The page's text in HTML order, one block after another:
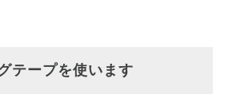
テープを使います